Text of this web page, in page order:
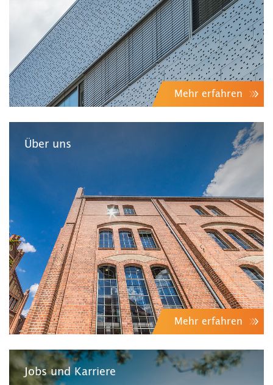
Mehr erfahren
Über uns
Mehr erfahren
Jobs und Karriere